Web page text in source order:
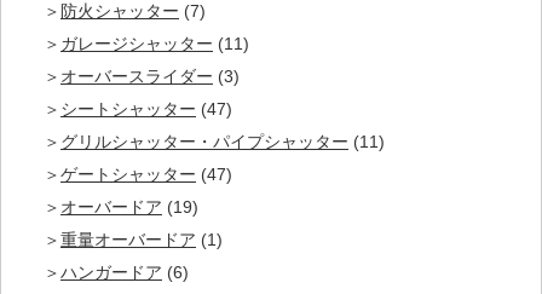
防火シャッター (7)
ガレージシャッター (11)
オーバースライダー (3)
シートシャッター (47)
グリルシャッター・パイプシャッター (11)
ゲートシャッター (47)
オーバードア (19)
重量オーバードア (1)
ハンガードア (6)